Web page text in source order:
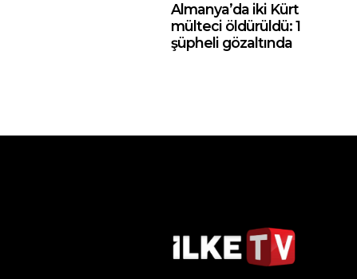
Almanya’da iki Kürt
mülteci öldürüldü: 1
şüpheli gözaltında